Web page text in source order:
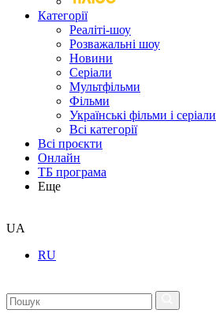
Категорії
Реаліті-шоу
Розважальні шоу
Новини
Серіали
Мультфільми
Фільми
Українські фільми і серіали
Всі категорії
Всі проєкти
Онлайн
ТБ програма
Еще
UA
RU